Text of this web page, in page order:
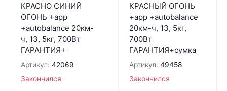
КРАСНО СИНИЙ
ОГОНЬ +app
+autobalance 20км-
ч, 13, 5кг, 700Вт
ГАРАНТИЯ+
Артикул: 42069
Закончился
КРАСНЫЙ ОГОНЬ
+app +autobalance
20км-ч, 13, 5кг,
700Вт
ГАРАНТИЯ+сумка
Артикул: 49458
Закончился